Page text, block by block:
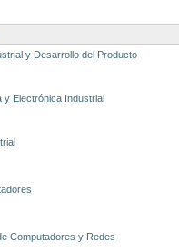
y Desarrollo del Producto
y Electrónica Industrial
Computadores y Redes